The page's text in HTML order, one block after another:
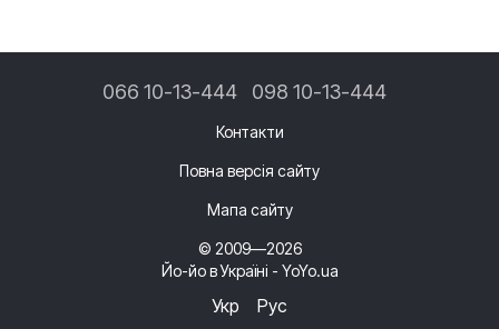
066 10-13-444 098 10-13-444
Контакти
Повна версія сайту
Мапа сайту
© 2009—2026
Йо-йо в Україні - YoYo.ua
Укр Рус